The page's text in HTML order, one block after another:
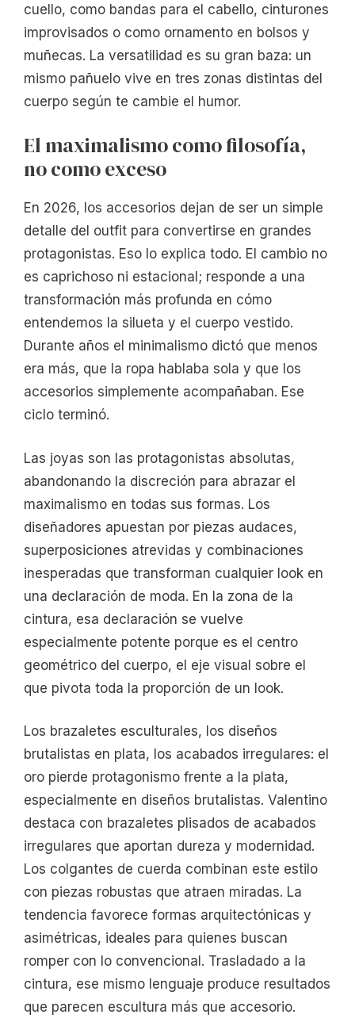
cuello, como bandas para el cabello, cinturones
improvisados o como ornamento en bolsos y
muñecas. La versatilidad es su gran baza: un
mismo pañuelo vive en tres zonas distintas del
cuerpo según te cambie el humor.
El maximalismo como filosofía,
no como exceso
En 2026, los accesorios dejan de ser un simple
detalle del outfit para convertirse en grandes
protagonistas. Eso lo explica todo. El cambio no
es caprichoso ni estacional; responde a una
transformación más profunda en cómo
entendemos la silueta y el cuerpo vestido.
Durante años el minimalismo dictó que menos
era más, que la ropa hablaba sola y que los
accesorios simplemente acompañaban. Ese
ciclo terminó.
Las joyas son las protagonistas absolutas,
abandonando la discreción para abrazar el
maximalismo en todas sus formas. Los
diseñadores apuestan por piezas audaces,
superposiciones atrevidas y combinaciones
inesperadas que transforman cualquier look en
una declaración de moda. En la zona de la
cintura, esa declaración se vuelve
especialmente potente porque es el centro
geométrico del cuerpo, el eje visual sobre el
que pivota toda la proporción de un look.
Los brazaletes esculturales, los diseños
brutalistas en plata, los acabados irregulares: el
oro pierde protagonismo frente a la plata,
especialmente en diseños brutalistas. Valentino
destaca con brazaletes plisados de acabados
irregulares que aportan dureza y modernidad.
Los colgantes de cuerda combinan este estilo
con piezas robustas que atraen miradas. La
tendencia favorece formas arquitectónicas y
asimétricas, ideales para quienes buscan
romper con lo convencional. Trasladado a la
cintura, ese mismo lenguaje produce resultados
que parecen escultura más que accesorio.